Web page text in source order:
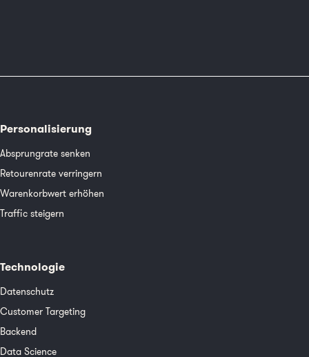
Personalisierung
Absprungrate senken
Retourenrate verringern
Warenkorbwert erhöhen
Traffic steigern
Technologie
Datenschutz
Customer Targeting
Backend
Data Science